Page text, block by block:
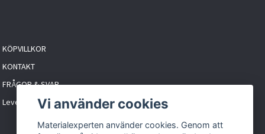
KÖPVILLKOR
KONTAKT
FRÅGOR & SVAR
Leveranstider & frakt
Vi använder cookies
Materialexperten använder cookies. Genom att